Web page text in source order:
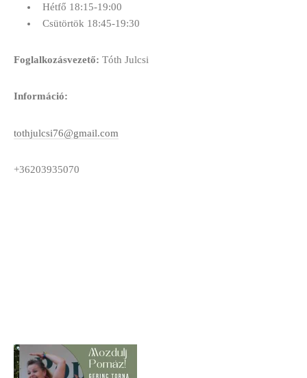
Hétfő 18:15-19:00
Csütörtök 18:45-19:30
Foglalkozásvezető: Tóth Julcsi
Információ:
tothjulcsi76@gmail.com
+36203935070